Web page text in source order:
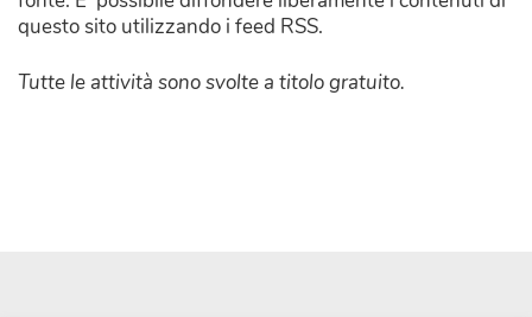
questo sito utilizzando i feed RSS.
Tutte le attività sono svolte a titolo gratuito.